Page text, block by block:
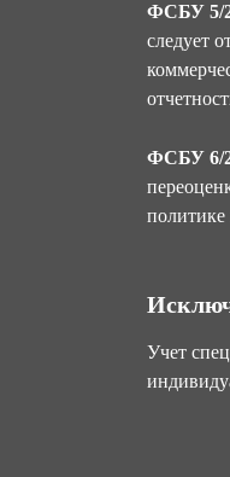
ФСБУ 5/
следует
ФСБУ 6/
Учет